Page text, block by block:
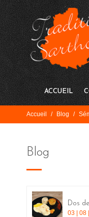
ACCUEIL
Accueil / Blog /
Blog
Dos
03 | 08